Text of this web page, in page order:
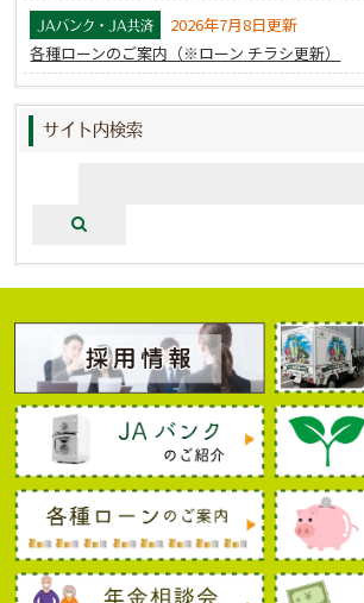
JAバンク・JA共済
2026年7月8日更新
各種ローンのご案内（※ローン チラシ更新）
サイト内検索